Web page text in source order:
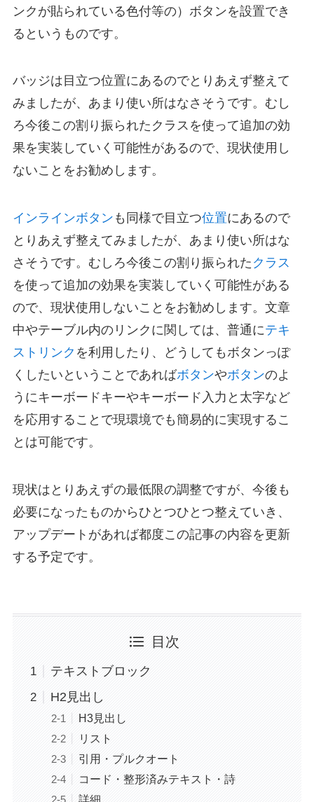
ンクが貼られている色付等の）ボタンを設置でき
るというものです。
バッジは目立つ位置にあるのでとりあえず整えて
みましたが、あまり使い所はなさそうです。むし
ろ今後この割り振られた クラス を使って追加の効
果を実装していく可能性があるので、現状使用し
ないことをお勧めします。
インラインボタン も同様で目立つ位置にあるので
とりあえず整えてみましたが、あまり使い所はな
さそうです。むしろ今後この割り振られた クラス
を使って追加の効果を実装していく可能性がある
ので、現状使用しないことをお勧めします。文章
中やテーブル内のリンクに関しては、普通にテキ
ストリンク を利用したり、どうしても ボタンっぽ
くしたいということであればボタンやボタンのよ
うにキーボードキーやキーボード入力 と 太字など
を応用することで現環境でも簡易的に実現するこ
とは可能です。
現状はとりあえずの最低限の調整ですが、今後も
必要になったものからひとつひとつ整えていき、
アップデートがあれば都度この記事の内容を更新
する予定です。
目次
テキストブロック
H2見出し
H3見出し
リスト
引用・プルクオート
コード・整形済みテキスト・詩
詳細